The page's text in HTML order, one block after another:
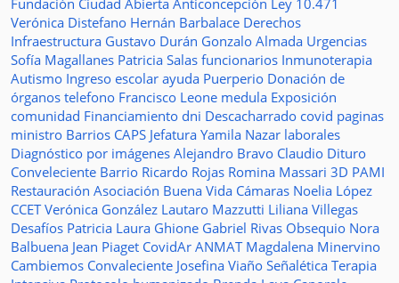
Fundación Ciudad Abierta Anticoncepción Ley 10.471
Verónica Distefano Hernán Barbalace Derechos
Infraestructura Gustavo Durán Gonzalo Almada Urgencias
Sofía Magallanes Patricia Salas funcionarios Inmunoterapia
Autismo Ingreso escolar ayuda Puerperio Donación de
órganos telefono Francisco Leone medula Exposición
comunidad Financiamiento dni Descacharrado covid paginas
ministro Barrios CAPS Jefatura Yamila Nazar laborales
Diagnóstico por imágenes Alejandro Bravo Claudio Dituro
Conveleciente Barrio Ricardo Rojas Romina Massari 3D PAMI
Restauración Asociación Buena Vida Cámaras Noelia López
CCETVerónica González Lautaro Mazzutti Liliana Villegas
Desafíos Patricia Laura Ghione Gabriel Rivas Obsequio Nora
Balbuena Jean Piaget CovidAr ANMAT Magdalena Minervino
Cambiemos Convaleciente Josefina Viaño Señalética Terapia